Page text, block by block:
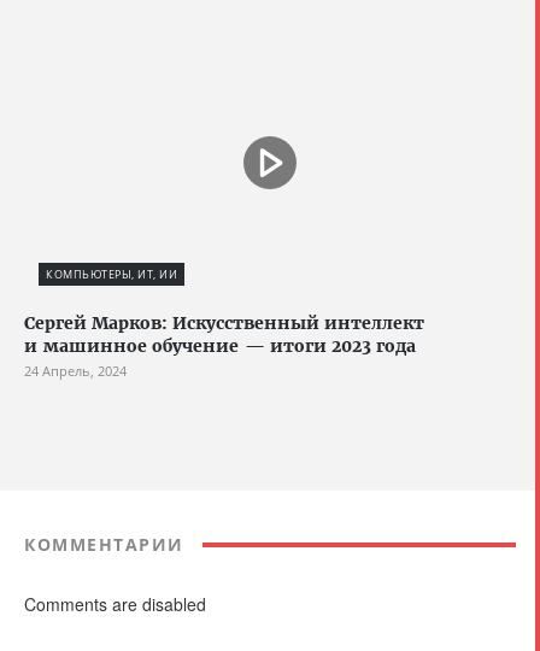
КОМПЬЮТЕРЫ, ИТ, ИИ
Сергей Марков: Искусственный интеллект
и машинное обучение — итоги 2023 года
24 Апрель, 2024
КОММЕНТАРИИ
Comments are disabled